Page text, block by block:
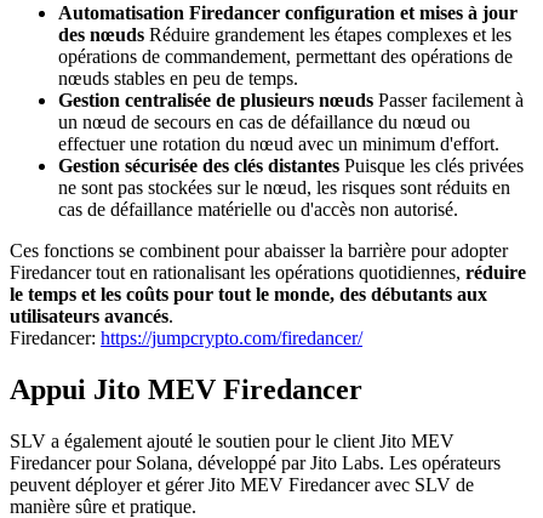
Automatisation Firedancer configuration et mises à jour
des nœuds Réduire grandement les étapes complexes et les
opérations de commandement, permettant des opérations de
nœuds stables en peu de temps.
Gestion centralisée de plusieurs nœuds Passer facilement à
un nœud de secours en cas de défaillance du nœud ou
effectuer une rotation du nœud avec un minimum d'effort.
Gestion sécurisée des clés distantes Puisque les clés privées
ne sont pas stockées sur le nœud, les risques sont réduits en
cas de défaillance matérielle ou d'accès non autorisé.
Ces fonctions se combinent pour abaisser la barrière pour adopter
Firedancer tout en rationalisant les opérations quotidiennes, réduire
le temps et les coûts pour tout le monde, des débutants aux
utilisateurs avancés.
Firedancer: https://jumpcrypto.com/firedancer/
Appui Jito MEV Firedancer
SLV a également ajouté le soutien pour le client Jito MEV
Firedancer pour Solana, développé par Jito Labs. Les opérateurs
peuvent déployer et gérer Jito MEV Firedancer avec SLV de
manière sûre et pratique.